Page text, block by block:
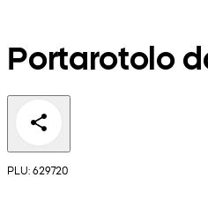
Portarotolo
PLU: 629720